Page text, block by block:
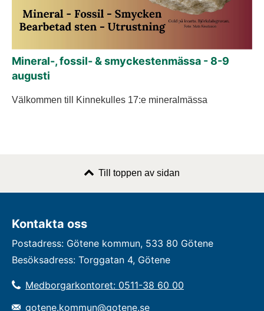
Mineral-, fossil- & smyckestenmässa - 8-9
augusti
Välkommen till Kinnekulles 17:e mineralmässa
Till toppen av sidan
Kontakta oss
Postadress: Götene kommun, 533 80 Götene
Besöksadress: Torggatan 4, Götene
Medborgarkontoret: 0511-38 60 00
gotene.kommun@gotene.se